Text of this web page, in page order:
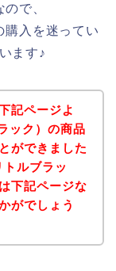
で、
購入を迷ってい
ます♪
記ページよ
ック）の商品
ができました
ルブラッ
下記ページな
がでしょう